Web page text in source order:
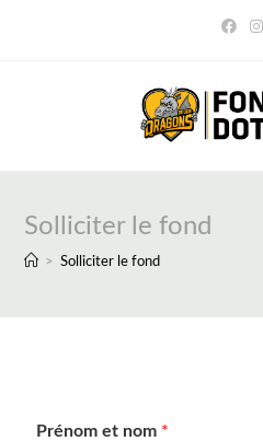
Solliciter le fond
> Solliciter le fond
Prénom et nom *